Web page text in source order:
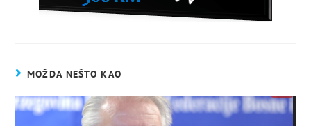
MOŽDA NEŠTO KAO